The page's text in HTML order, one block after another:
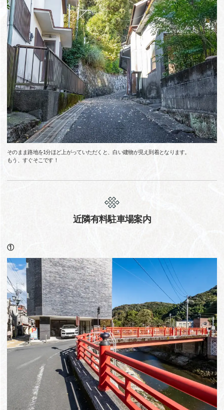
そのまま路地を1分ほど上がっていただくと、白い建物が見え到着となります。
もう、すぐそこです！
近隣有料駐車場案内
①